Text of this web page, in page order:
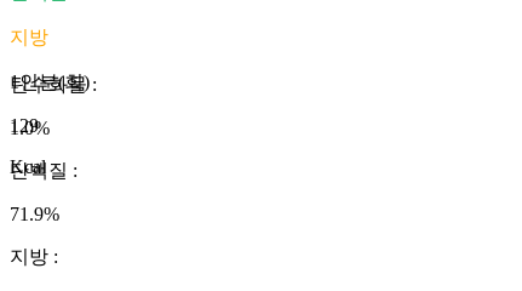
지방
1인분(회)
129
Kcal
탄수화물:
1.0%
단백질 :
71.9%
지방 :